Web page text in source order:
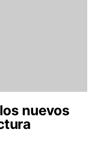
nuevos